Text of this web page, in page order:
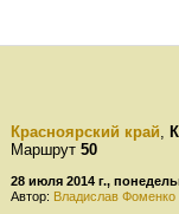
Красноярский край,
Маршрут 50
28 июля 2014 г.,
Автор: Владислав Фоменко